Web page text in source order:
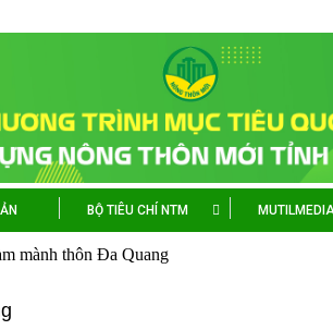
BỘ TIÊU CHÍ NTM
mành thôn Đa Quang